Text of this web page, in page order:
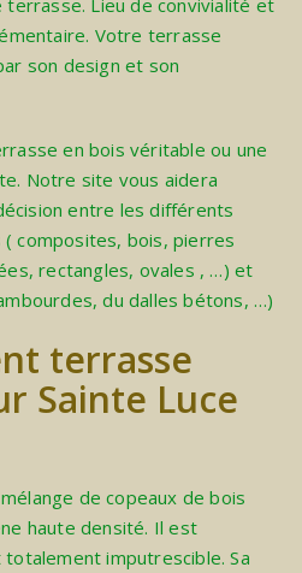
Lieu de convivialité et
Votre terrasse
son design et son
en bois véritable ou une
Notre site vous aidera
entre les différents
composites, bois, pierres
rectangles, ovales , …) et
du dalles bétons, …)
terrasse
Sainte Luce
de copeaux de bois
haute densité. Il est
imputrescible. Sa